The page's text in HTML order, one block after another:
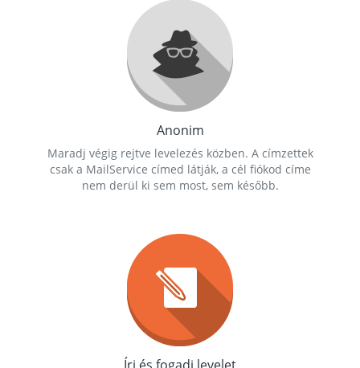
Anonim
Maradj végig rejtve levelezés közben. A címzettek
csak a MailService címed látják, a cél fiókod címe
nem derül ki sem most, sem később.